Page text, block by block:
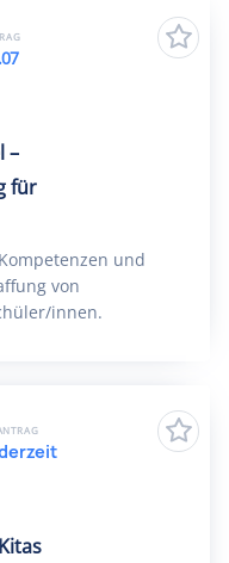
–
für
und
von
innen.